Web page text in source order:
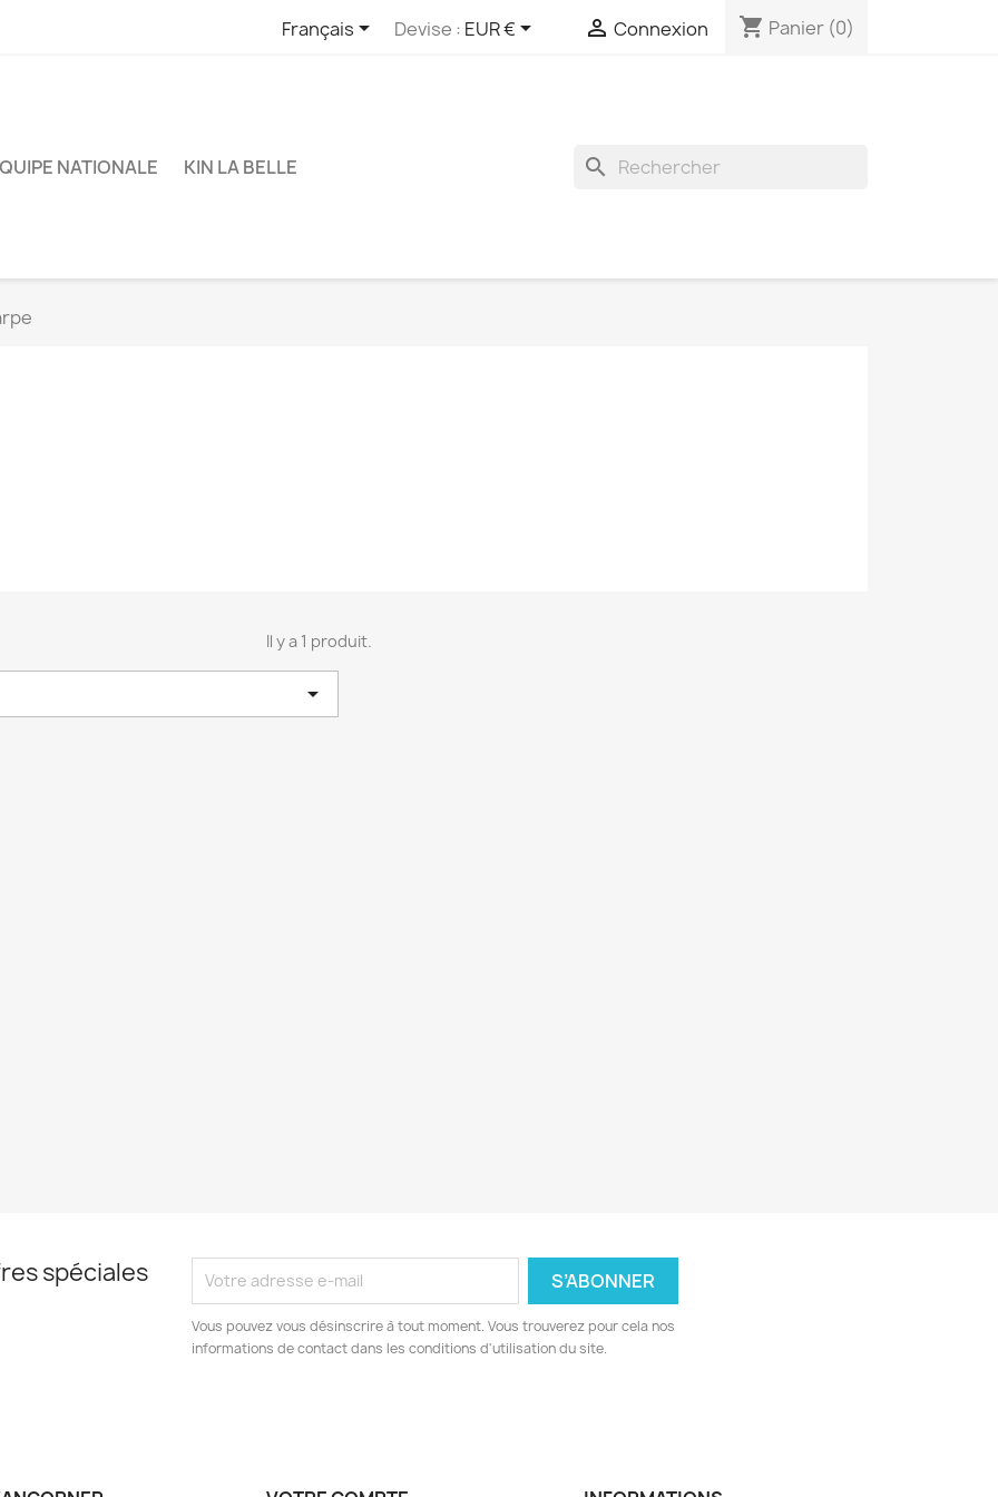
Français Devise : EUR €  Connexion shopping_cart Panier (0)
NATIONALE KIN LA BELLE search
Il y a 1 produit.

spéciales
Vous pouvez vous désinscrire à tout moment. Vous trouverez pour cela nos
informations de contact dans les conditions d'utilisation du site.